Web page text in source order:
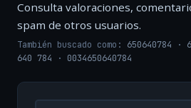
Consulta valoraciones,
spam de otros usuarios.
También buscado como: 650640784 ·
640 784 · 0034650640784